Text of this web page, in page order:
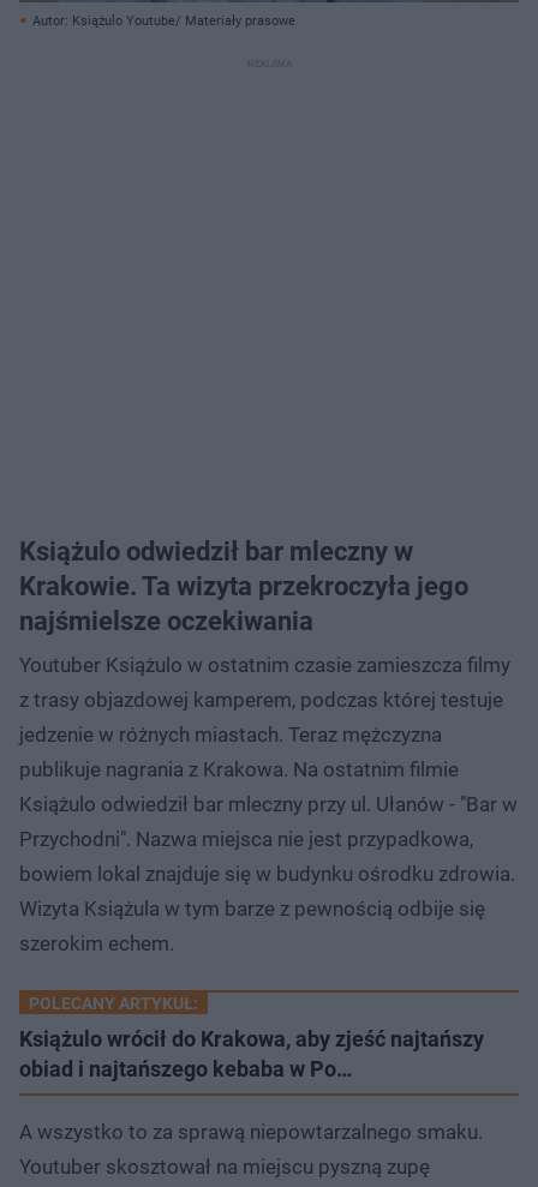
Autor: Książulo Youtube/ Materiały prasowe
Książulo odwiedził bar mleczny w
Krakowie. Ta wizyta przekroczyła jego
najśmielsze oczekiwania
Youtuber Książulo w ostatnim czasie zamieszcza filmy
z trasy objazdowej kamperem, podczas której testuje
jedzenie w różnych miastach. Teraz mężczyzna
publikuje nagrania z Krakowa. Na ostatnim filmie
Książulo odwiedził bar mleczny przy ul. Ułanów - "Bar w
Przychodni". Nazwa miejsca nie jest przypadkowa,
bowiem lokal znajduje się w budynku ośrodku zdrowia.
Wizyta Książula w tym barze z pewnością odbije się
szerokim echem.
POLECANY ARTYKUŁ:
Książulo wrócił do Krakowa, aby zjeść najtańszy
obiad i najtańszego kebaba w Po…
A wszystko to za sprawą niepowtarzalnego smaku.
Youtuber skosztował na miejscu pyszną zupę